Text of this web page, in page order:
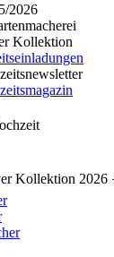
2026
Kollektion
Kollektion